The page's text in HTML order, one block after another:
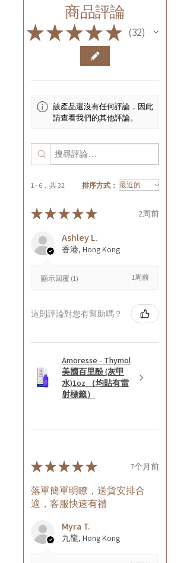
商品評論
★★★★★ 32
32
該產品還沒有任何評論，因此
請查看我們的其他評論。
1 - 6，共 32 排序方式：
★★★★★ 2周前
Ashley L.
香港, Hong Kong
顯示回覆 (1) 1周前
這則評論對您有幫助嗎？
Amoresse - Thymol
美國百里酚 (灰甲
水)1oz （均貼有雷
射標籤）
★★★★★ 7个月前
落單簡單明瞭，送貨安排合
適，客服快速有禮
Myra T.
九龍, Hong Kong